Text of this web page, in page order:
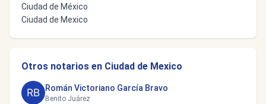
Ciudad de México
Ciudad de Mexico
Otros notarios en Ciudad de Mexico
Román Victoriano García Bravo
Benito Juárez